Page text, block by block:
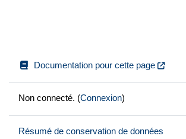
Documentation pour cette page
Non connecté. (Connexion)
Résumé de conservation de données